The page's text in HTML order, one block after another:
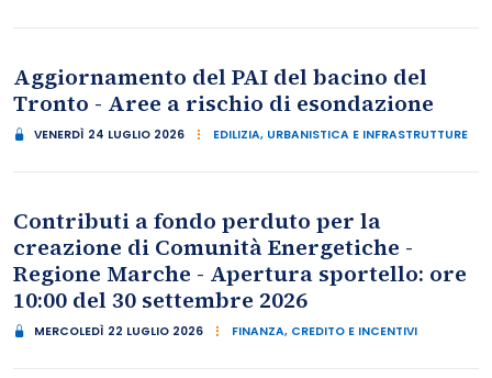
Aggiornamento del PAI del bacino del
Tronto - Aree a rischio di esondazione
VENERDÌ 24 LUGLIO 2026 EDILIZIA, URBANISTICA E INFRASTRUTTURE
Contributi a fondo perduto per la
creazione di Comunità Energetiche -
Regione Marche - Apertura sportello: ore
10:00 del 30 settembre 2026
MERCOLEDÌ 22 LUGLIO 2026 FINANZA, CREDITO E INCENTIVI